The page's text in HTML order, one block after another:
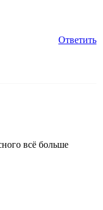
Ответить
всё больше